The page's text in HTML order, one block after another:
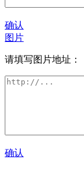
确认
图片
请填写图片地址：
确认